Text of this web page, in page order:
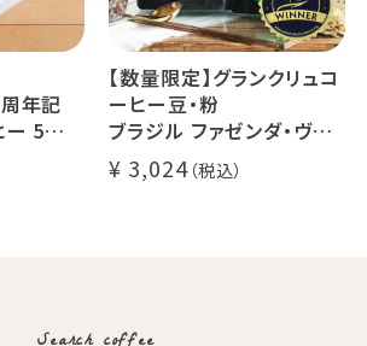
年記
ー 5種
ド（コ
【数量限定】グランクリュコ
ーヒー豆・粉
ブラジル ファゼンダ・ヴァ
レ・ド・クリスタル（100g /
200g / 1kg）
3,024